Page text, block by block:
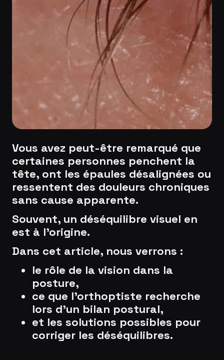
Vous avez peut-être remarqué que
certaines personnes penchent la
tête, ont les épaules désalignées ou
ressentent des douleurs chroniques
sans cause apparente.
Souvent, un déséquilibre visuel en
est à l’origine.
Dans cet article, nous verrons :
le rôle de la vision dans la
posture,
ce que l’orthoptiste recherche
lors d’un bilan postural,
et les solutions possibles pour
corriger les déséquilibres.